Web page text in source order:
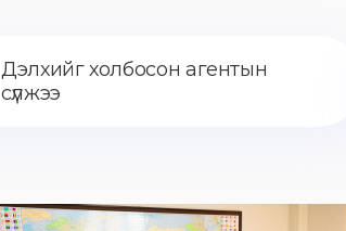
Дэлхийг холбосон агентын
сүлжээ